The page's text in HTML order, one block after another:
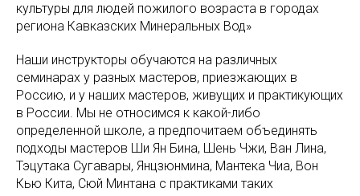
культуры для людей пожилого возраста в городах
региона Кавказских Минеральных Вод»
Наши инструкторы обучаются на различных
семинарах у разных мастеров, приезжающих в
Россию, и у наших мастеров, живущих и практикующих
в России. Мы не относимся к какой-либо
определенной школе, а предпочитаем объединять
подходы мастеров Ши Ян Бина, Шень Чжи, Ван Лина,
Тэцутака Сугавары, Янцзюнмина, Мантека Чиа, Вон
Кью Кита, Сюй Минтана с практиками таких